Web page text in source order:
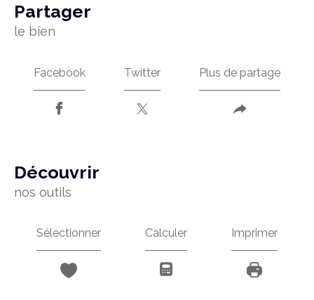
partager
le bien
Facebook Twitter Plus de partage
découvrir
nos outils
Sélectionner Calculer Imprimer